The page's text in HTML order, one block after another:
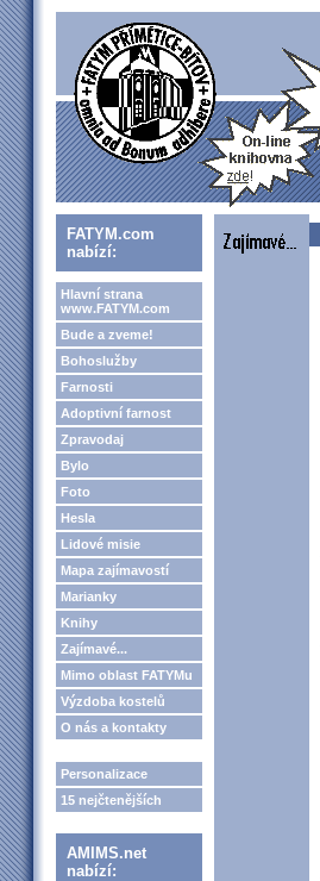
FATYM.com
nabízí:
Hlavní strana
www.FATYM.com
Bude a zveme!
Bohoslužby
Farnosti
Adoptivní farnost
Zpravodaj
Bylo
Foto
Hesla
Lidové misie
Mapa zajímavostí
Marianky
Knihy
Zajímavé...
Mimo oblast FATYMu
Výzdoba kostelů
O nás a kontakty
Personalizace
15 nejčtenějších
AMIMS.net
nabízí: